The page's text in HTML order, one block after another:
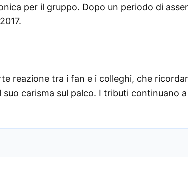
per il gruppo. Dopo un periodo di
reazione tra i fan e i colleghi, che
carisma sul palco. I tributi continuano a